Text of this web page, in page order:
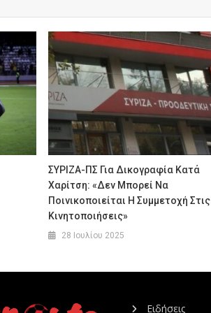
ΣΥΡΙΖΑ-ΠΣ Για Δικογραφία Κατά
Χαρίτση: «Δεν Μπορεί Να
Ποινικοποιείται Η Συμμετοχή Στις
Κινητοποιήσεις»
28 Ιουλίου 2025
Ειδήσεις